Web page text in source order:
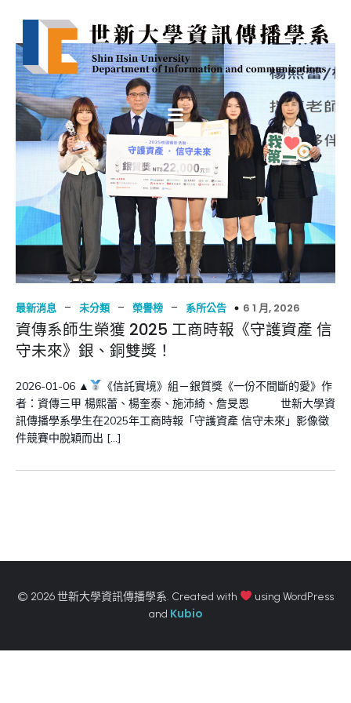
最新消息 – 未分類 – 榮譽榜 – 系所公告 6 1 月, 2026
資傳系師生榮獲 2025 工商時報《守護資產 信
守未來》銀、銅雙獎！
2026-01-06 ▲
《信託實境》組－銀質獎《一份不間斷的愛》作
者：資傳三甲 楊熙蕾、楊奎泰、施沛綺、詹旻恩 世新大學資
訊傳播學系學生在2025年工商時報「守護資產 信守未來」影像徵
件競賽中脫穎而出 […]
© 2026 世新大學資訊傳播學系. Created with
using WordPress
and Kubio